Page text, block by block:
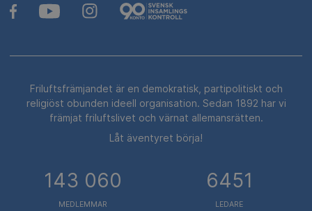
Friluftsfrämjandet är en demokratisk, partipolitiskt och
religiöst obunden ideell organisation. Sedan 1892 har vi
främjat friluftslivet och värnat allemansrätten.
Låt äventyret börja!
143 060
MEDLEMMAR
6451
LEDARE